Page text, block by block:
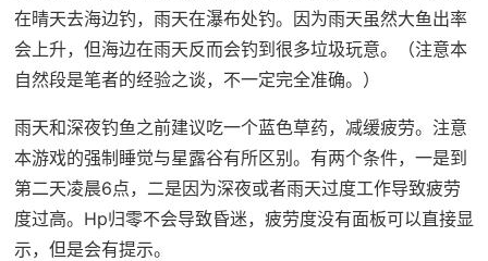
在晴天去海边钓，雨天在瀑布处钓。因为雨天虽然大鱼出率
会上升，但海边在雨天反而会钓到很多垃圾玩意。（注意本
自然段是笔者的经验之谈，不一定完全准确。）
雨天和深夜钓鱼之前建议吃一个蓝色草药，减缓疲劳。注意
本游戏的强制睡觉与星露谷有所区别。有两个条件，一是到
第二天凌晨6点，二是因为深夜或者雨天过度工作导致疲劳
度过高。Hp归零不会导致昏迷，疲劳度没有面板可以直接显
示，但是会有提示。